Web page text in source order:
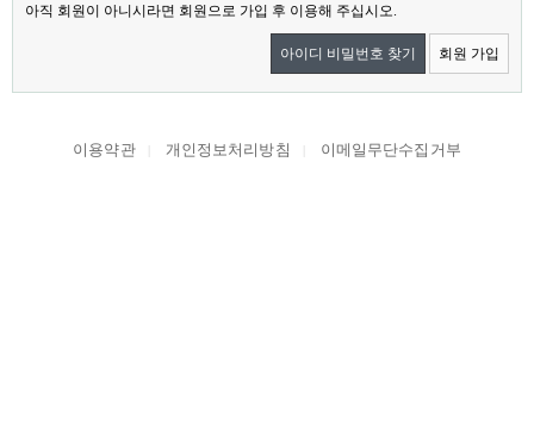
아직 회원이 아니시라면 회원으로 가입 후 이용해 주십시오.
아이디 비밀번호 찾기 회원 가입
이용약관 개인정보처리방침 이메일무단수집거부